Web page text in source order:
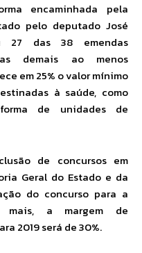
encaminhada pela
pelo deputado José
27 das 38 emendas
demais ao menos
em 25% o valor mínimo
à saúde, como
de unidades de
de concursos em
Geral do Estado e da
do concurso para a
mais, a margem de
2019 será de 30%.